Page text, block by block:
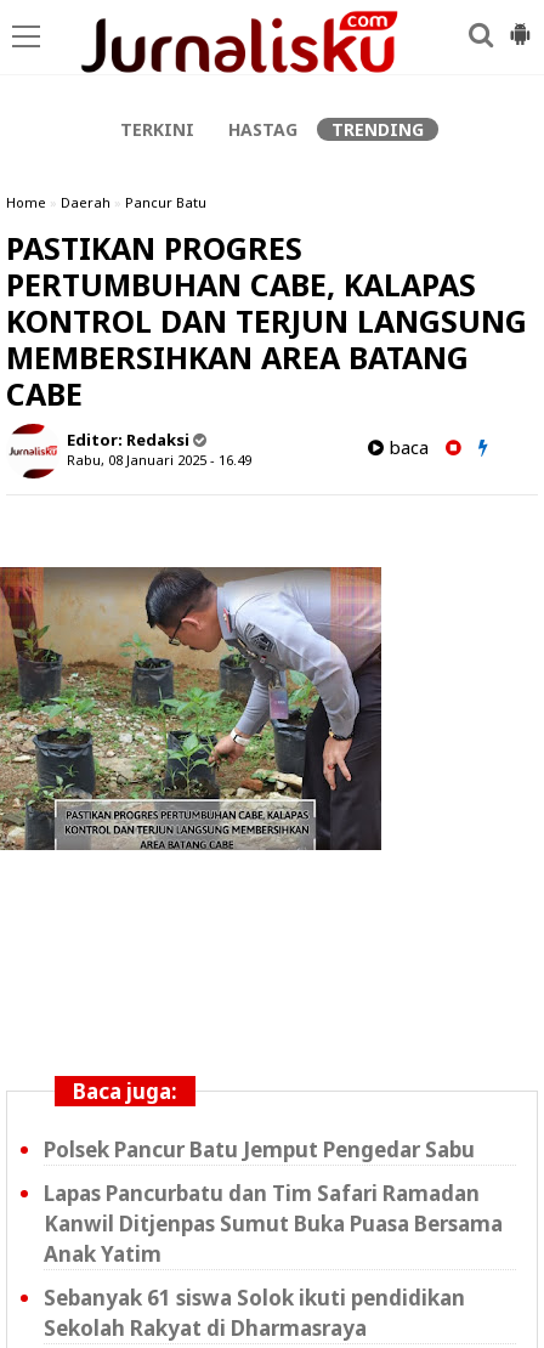
TERKINI HASTAG TRENDING
Home » Daerah » Pancur Batu
PASTIKAN PROGRES
PERTUMBUHAN CABE, KALAPAS
KONTROL DAN TERJUN LANGSUNG
MEMBERSIHKAN AREA BATANG
CABE
Editor: Redaksi
Rabu, 08 Januari 2025 - 16.49
baca
Baca juga:
Polsek Pancur Batu Jemput Pengedar Sabu
Lapas Pancurbatu dan Tim Safari Ramadan
Kanwil Ditjenpas Sumut Buka Puasa Bersama
Anak Yatim
Sebanyak 61 siswa Solok ikuti pendidikan
Sekolah Rakyat di Dharmasraya